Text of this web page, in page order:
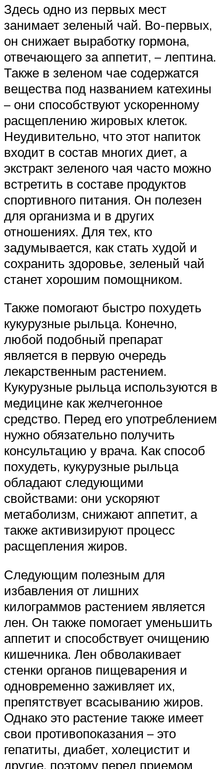
Здесь одно из первых мест
занимает зеленый чай. Во-первых,
он снижает выработку гормона,
отвечающего за аппетит, – лептина.
Также в зеленом чае содержатся
вещества под названием катехины
– они способствуют ускоренному
расщеплению жировых клеток.
Неудивительно, что этот напиток
входит в состав многих диет, а
экстракт зеленого чая часто можно
встретить в составе продуктов
спортивного питания. Он полезен
для организма и в других
отношениях. Для тех, кто
задумывается, как стать худой и
сохранить здоровье, зеленый чай
станет хорошим помощником.
Также помогают быстро похудеть
кукурузные рыльца. Конечно,
любой подобный препарат
является в первую очередь
лекарственным растением.
Кукурузные рыльца используются в
медицине как желчегонное
средство. Перед его употреблением
нужно обязательно получить
консультацию у врача. Как способ
похудеть, кукурузные рыльца
обладают следующими
свойствами: они ускоряют
метаболизм, снижают аппетит, а
также активизируют процесс
расщепления жиров.
Следующим полезным для
избавления от лишних
килограммов растением является
лен. Он также помогает уменьшить
аппетит и способствует очищению
кишечника. Лен обволакивает
стенки органов пищеварения и
одновременно заживляет их,
препятствует всасыванию жиров.
Однако это растение также имеет
свои противопоказания – это
гепатиты, диабет, холецистит и
другие, поэтому перед приемом